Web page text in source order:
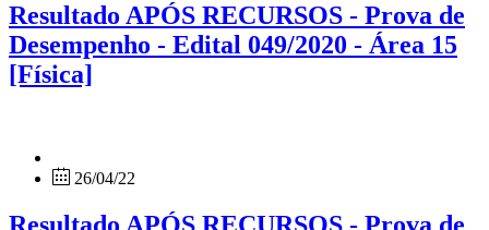
Resultado APÓS RECURSOS - Prova de
Desempenho - Edital 049/2020 - Área 15
[Física]
26/04/22